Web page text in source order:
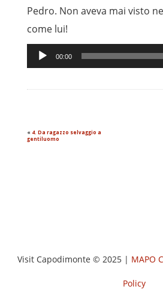
Pedro. Non aveva mai visto
come lui!
Audio
Player
00:00
« 4. Da ragazzo selvaggio a
gentiluomo
Visit Capodimonte © 2025 | MAPO
Policy